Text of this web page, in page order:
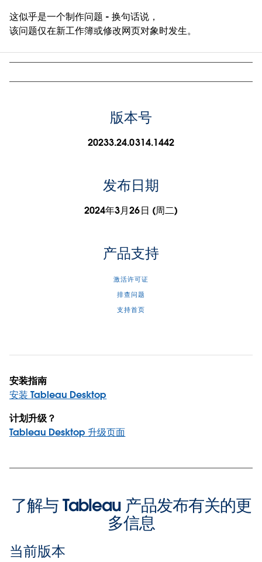
这似乎是一个制作问题 - 换句话说，
该问题仅在新工作簿或修改网页对象时发生。
版本号
20233.24.0314.1442
发布日期
2024年3月26日 (周二)
产品支持
激活许可证
排查问题
支持首页
安装指南
安装 Tableau Desktop
计划升级？
Tableau Desktop 升级页面
了解与 Tableau 产品发布有关的更
多信息
当前版本